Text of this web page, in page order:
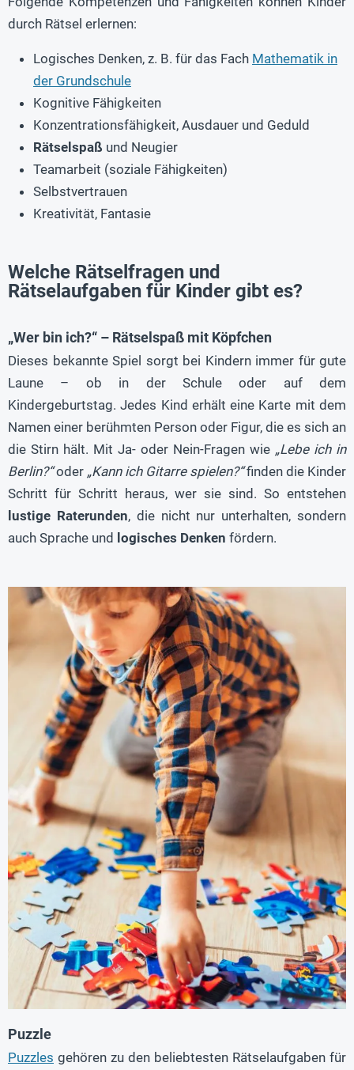
durch Rätsel erlernen:
Logisches Denken, z. B. für das Fach Mathematik in
der Grundschule
Kognitive Fähigkeiten
Konzentrationsfähigkeit, Ausdauer und Geduld
Rätselspaß und Neugier
Teamarbeit (soziale Fähigkeiten)
Selbstvertrauen
Kreativität, Fantasie
Welche Rätselfragen und
Rätselaufgaben für Kinder gibt es?
„Wer bin ich?“ – Rätselspaß mit Köpfchen
Dieses bekannte Spiel sorgt bei Kindern immer für gute
Laune – ob in der Schule oder auf dem
Kindergeburtstag. Jedes Kind erhält eine Karte mit dem
Namen einer berühmten Person oder Figur, die es sich an
die Stirn hält. Mit Ja- oder Nein-Fragen wie „Lebe ich in
Berlin?“oder „Kann ich Gitarre spielen?“finden die Kinder
Schritt für Schritt heraus, wer sie sind. So entstehen
lustige Raterunden, die nicht nur unterhalten, sondern
auch Sprache und logisches Denken fördern.
Puzzle
Puzzles gehören zu den beliebtesten Rätselaufgaben für